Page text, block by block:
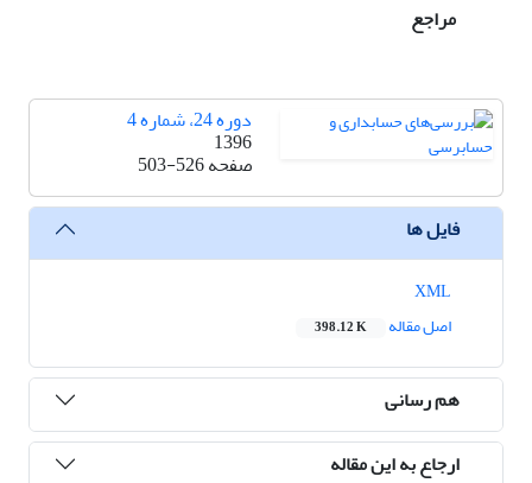
مراجع
دوره 24، شماره 4
1396
صفحه503-526
فایل ها
اصل مقاله
398.12 K
هم رسانی
ارجاع به این مقاله